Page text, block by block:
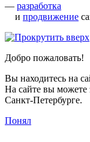
— разработка
и продвижение
Добро пожаловать!
Вы находитесь на
На сайте вы можете
Санкт-Петербурге.
Понял